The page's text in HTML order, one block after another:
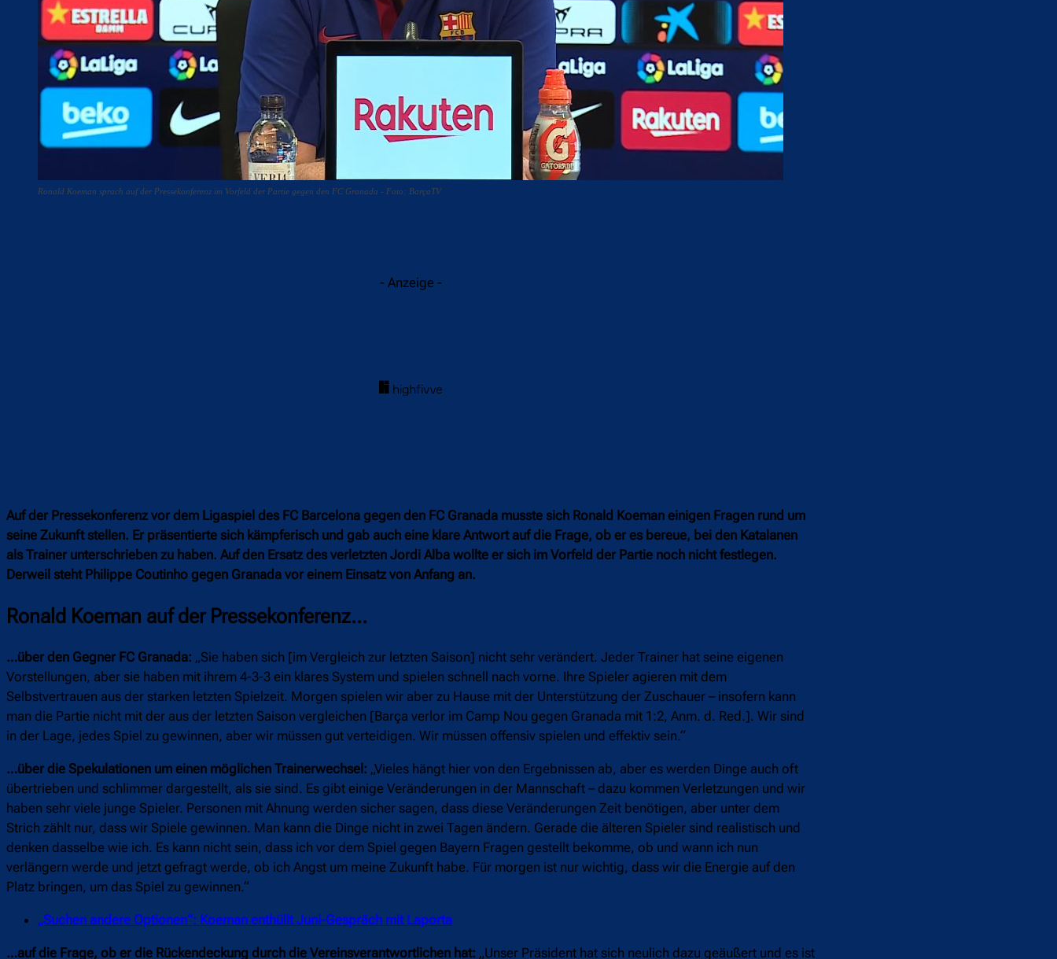
Ronald Koeman sprach auf der Pressekonferenz im Vorfeld der Partie gegen den FC Granada - Foto: BarçaTV
- Anzeige -
Auf der Pressekonferenz vor dem Ligaspiel des FC Barcelona gegen den FC Granada musste sich Ronald Koeman einigen Fragen rund um
seine Zukunft stellen. Er präsentierte sich kämpferisch und gab auch eine klare Antwort auf die Frage, ob er es bereue, bei den Katalanen
als Trainer unterschrieben zu haben. Auf den Ersatz des verletzten Jordi Alba wollte er sich im Vorfeld der Partie noch nicht festlegen.
Derweil steht Philippe Coutinho gegen Granada vor einem Einsatz von Anfang an.
Ronald Koeman auf der Pressekonferenz…
…über den Gegner FC Granada: „Sie haben sich [im Vergleich zur letzten Saison] nicht sehr verändert. Jeder Trainer hat seine eigenen
Vorstellungen, aber sie haben mit ihrem 4-3-3 ein klares System und spielen schnell nach vorne. Ihre Spieler agieren mit dem
Selbstvertrauen aus der starken letzten Spielzeit. Morgen spielen wir aber zu Hause mit der Unterstützung der Zuschauer – insofern kann
man die Partie nicht mit der aus der letzten Saison vergleichen [Barça verlor im Camp Nou gegen Granada mit 1:2, Anm. d. Red.]. Wir sind
in der Lage, jedes Spiel zu gewinnen, aber wir müssen gut verteidigen. Wir müssen offensiv spielen und effektiv sein.“
…über die Spekulationen um einen möglichen Trainerwechsel: „Vieles hängt hier von den Ergebnissen ab, aber es werden Dinge auch oft
übertrieben und schlimmer dargestellt, als sie sind. Es gibt einige Veränderungen in der Mannschaft – dazu kommen Verletzungen und wir
haben sehr viele junge Spieler. Personen mit Ahnung werden sicher sagen, dass diese Veränderungen Zeit benötigen, aber unter dem
Strich zählt nur, dass wir Spiele gewinnen. Man kann die Dinge nicht in zwei Tagen ändern. Gerade die älteren Spieler sind realistisch und
denken dasselbe wie ich. Es kann nicht sein, dass ich vor dem Spiel gegen Bayern Fragen gestellt bekomme, ob und wann ich nun
verlängern werde und jetzt gefragt werde, ob ich Angst um meine Zukunft habe. Für morgen ist nur wichtig, dass wir die Energie auf den
Platz bringen, um das Spiel zu gewinnen.“
„Suchen andere Optionen“: Koeman enthüllt Juni-Gespräch mit Laporta
…auf die Frage, ob er die Rückendeckung durch die Vereinsverantwortlichen hat: „Unser Präsident hat sich neulich dazu geäußert und es ist